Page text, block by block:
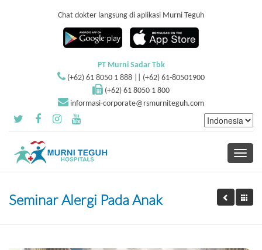
Chat dokter langsung di aplikasi Murni Teguh
PT Murni Sadar Tbk
(+62) 61 8050 1 888 || (+62) 61-80501900
(+62) 61 8050 1 800
informasi-corporate@rsmurniteguh.com
Toggle
Seminar Alergi Pada Anak